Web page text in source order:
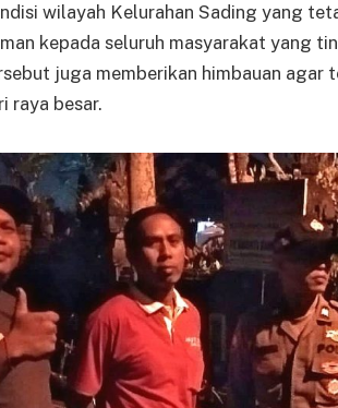
wilayah Kelurahan Sading yang
kepada seluruh masyarakat yang
juga memberikan himbauan agar
raya besar.